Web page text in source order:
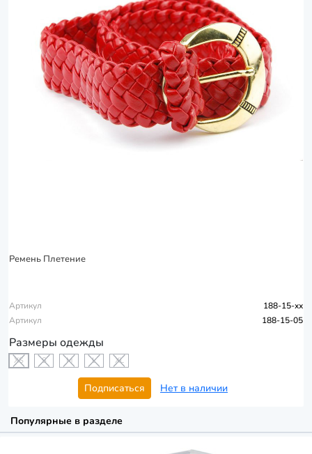
Ремень Плетение
Артикул
188-15-xx
Артикул
188-15-05
Размеры одежды
XS S M L XL
Подписаться Нет в наличии
Популярные в разделе